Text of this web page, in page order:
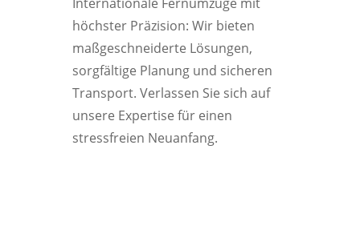
höchster Präzision: Wir bieten
maßgeschneiderte Lösungen,
sorgfältige Planung und sicheren
Transport. Verlassen Sie sich auf
unsere Expertise für einen
stressfreien Neuanfang.